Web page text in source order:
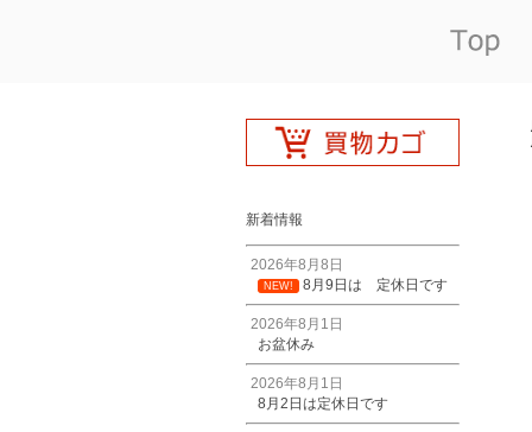
新着情報
2026年8月8日
NEW! 8月9日は 定休日です
2026年8月1日
お盆休み
2026年8月1日
8月2日は定休日です